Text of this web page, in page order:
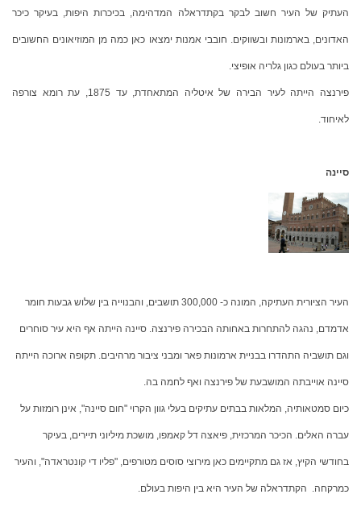
העתיק של העיר חשוב לבקר בקתדראלה המדהימה, בכיכרות היפות, בעיקר כיכר
האדונים, בארמונות ובשווקים. חובבי אמנות ימצאו כאן כמה מן המוזיאונים החשובים
ביותר בעולם כגון גלריה אופיצי.
פירנצה הייתה לעיר הבירה של איטליה המתאחדת, עד 1875, עת רומא צורפה
לאיחוד.
סיינה
העיר הציורית העתיקה, המונה כ- 300,000 תושבים, והבנוייה בין שלוש גבעות חומר
אדמדם, נהגה להתחרות באחותה הבכירה פירנצה. סיינה הייתה אף היא עיר סוחרים
וגם תושביה התהדרו בבניית ארמונות פאר ומבני ציבור מרהיבים. תקופה ארוכה הייתה
סיינה אוייבתה המושבעת של פירנצה ואף לחמה בה.
כיום סמטאותיה, המלאות בבתים עתיקים בעלי גוון הקרוי "חום סיינה", אינן רומזות על
עברה האלים. הכיכר המרכזית, פיאצה דל קאמפו, מושכת מיליוני תיירים, בעיקר
בחודשי הקיץ, אז גם מתקיימים כאן מירוצי סוסים מטורפים, "פליו די קונטראדה", והעיר
כמרקחה. הקתדראלה של העיר היא בין היפות בעולם.